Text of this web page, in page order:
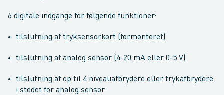
6 digitale indgange for følgende funktioner:
tilslutning af tryksensorkort (formonteret)
tilslutning af analog sensor (4-20 mA eller 0-5 V)
tilslutning af op til 4 niveauafbrydere eller trykafbrydere
i stedet for analog sensor